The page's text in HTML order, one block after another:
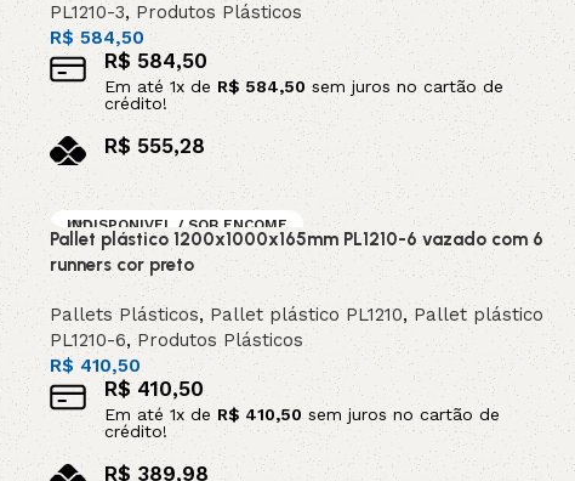
PL1210-3, Produtos Plásticos
R$584,50
R$ 584,50
Em até1x de R$584,50 sem juros no cartão de
crédito!
R$ 555,28
no pix
Adicionar ao carrinho
INDISPONIVEL / SOB ENCOME
NDA
DESTAQUE
Pallet plástico 1200x1000x165mm PL1210-6 vazado com 6
runners cor preto
Pallets Plásticos, Pallet plástico PL1210,Pallet plástico
PL1210-6,Produtos Plásticos
R$ 410,50
R$410,50
Em até 1x de R$ 410,50sem juros no cartão de
crédito!
R$389,98